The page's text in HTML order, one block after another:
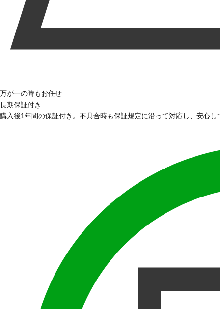
万が一の時もお任せ
長期保証付き
購入後1年間の保証付き。不具合時も保証規定に沿って対応し、安心